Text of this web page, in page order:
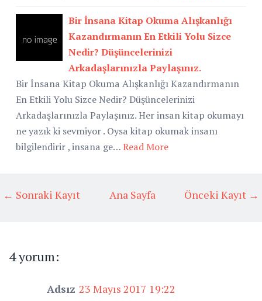
Bir İnsana Kitap Okuma Alışkanlığı
Kazandırmanın En Etkili Yolu Sizce
Nedir? Düşüncelerinizi
Arkadaşlarınızla Paylaşınız.
Bir İnsana Kitap Okuma Alışkanlığı Kazandırmanın
En Etkili Yolu Sizce Nedir? Düşüncelerinizi
Arkadaşlarınızla Paylaşınız. Her insan kitap okumayı
ne yazık ki sevmiyor . Oysa kitap okumak insanı
bilgilendirir , insana ge…Read More
← Sonraki Kayıt Önceki Kayıt →
Ana Sayfa
4 yorum:
Adsız 23 Mayıs 2017 19:22